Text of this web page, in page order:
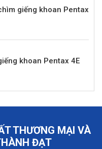
giếng khoan Pentax
khoan Pentax 4E
THƯƠNG MẠI VÀ
ĐẠT